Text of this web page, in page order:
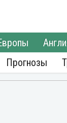
Прогнозы